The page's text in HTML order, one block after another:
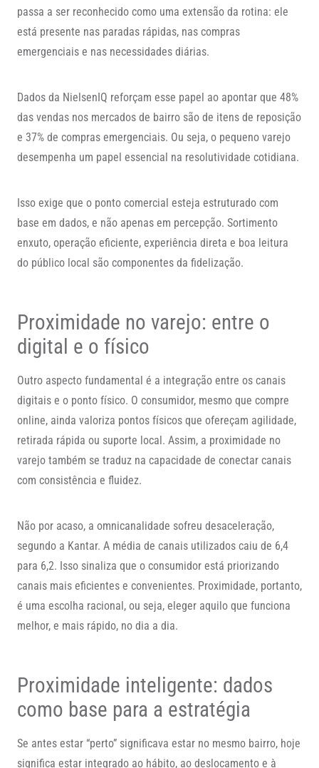
passa a ser reconhecido como uma extensão da rotina: ele
está presente nas paradas rápidas, nas compras
emergenciais e nas necessidades diárias.
Dados da NielsenIQ reforçam esse papel ao apontar que 48%
das vendas nos mercados de bairro são de itens de reposição
e 37% de compras emergenciais. Ou seja, o pequeno varejo
desempenha um papel essencial na resolutividade cotidiana.
Isso exige que o ponto comercial esteja estruturado com
base em dados, e não apenas em percepção. Sortimento
enxuto, operação eficiente, experiência direta e boa leitura
do público local são componentes da fidelização.
Proximidade no varejo: entre o
digital e o físico
Outro aspecto fundamental é a integração entre os canais
digitais e o ponto físico. O consumidor, mesmo que compre
online, ainda valoriza pontos físicos que ofereçam agilidade,
retirada rápida ou suporte local. Assim, a proximidade no
varejo também se traduz na capacidade de conectar canais
com consistência e fluidez.
Não por acaso, a omnicanalidade sofreu desaceleração,
segundo a Kantar. A média de canais utilizados caiu de 6,4
para 6,2. Isso sinaliza que o consumidor está priorizando
canais mais eficientes e convenientes. Proximidade, portanto,
é uma escolha racional, ou seja, eleger aquilo que funciona
melhor, e mais rápido, no dia a dia.
Proximidade inteligente: dados
como base para a estratégia
Se antes estar “perto” significava estar no mesmo bairro, hoje
significa estar integrado ao hábito, ao deslocamento e à